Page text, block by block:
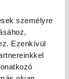
személyre
Ezenkívül